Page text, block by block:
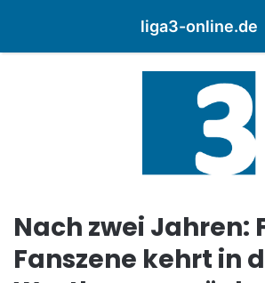
liga3-online.de
Nach zwei Jahren:
Fanszene kehrt in